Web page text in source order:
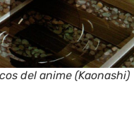
del anime (Kaonashi)